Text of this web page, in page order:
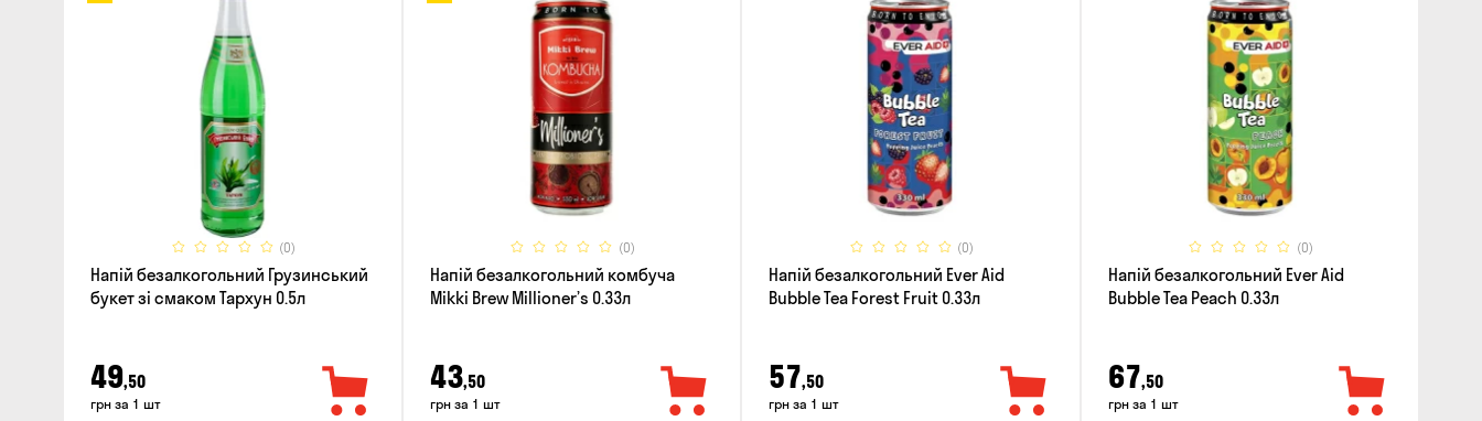
(0)
Напій безалкогольний Грузинський
букет зі смаком Тархун 0.5л
49,50
грн за 1 шт
(0)
Напій безалкогольний комбуча
Mikki Brew Millioner’s 0.33л
43,50
грн за 1 шт
(0)
Напій безалкогольний Ever Aid
Bubble Tea Forest Fruit 0.33л
57,50
грн за 1 шт
(0)
Напій безалкогольний Ever Aid
Bubble Tea Peach 0.33л
67,50
грн за 1 шт